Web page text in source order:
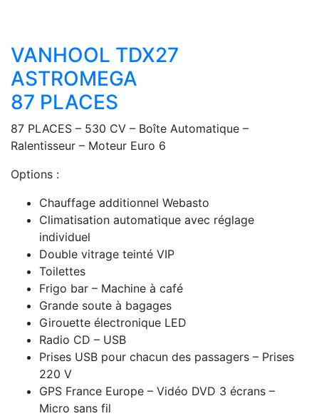
VANHOOL TDX27
ASTROMEGA
87 PLACES
87 PLACES – 530 CV – Boîte Automatique –
Ralentisseur – Moteur Euro 6
Options :
Chauffage additionnel Webasto
Climatisation automatique avec réglage
individuel
Double vitrage teinté VIP
Toilettes
Frigo bar – Machine à café
Grande soute à bagages
Girouette électronique LED
Radio CD – USB
Prises USB pour chacun des passagers – Prises
220 V
GPS France Europe – Vidéo DVD 3 écrans –
Micro sans fil